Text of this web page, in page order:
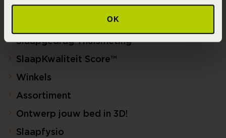
OK
Slaapgedrag Thuismeting
SlaapKwaliteit Score™
Winkels
Assortiment
Ontwerp jouw bed in 3D!
Slaapfysio